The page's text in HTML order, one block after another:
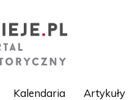
Kalendaria Artykuły